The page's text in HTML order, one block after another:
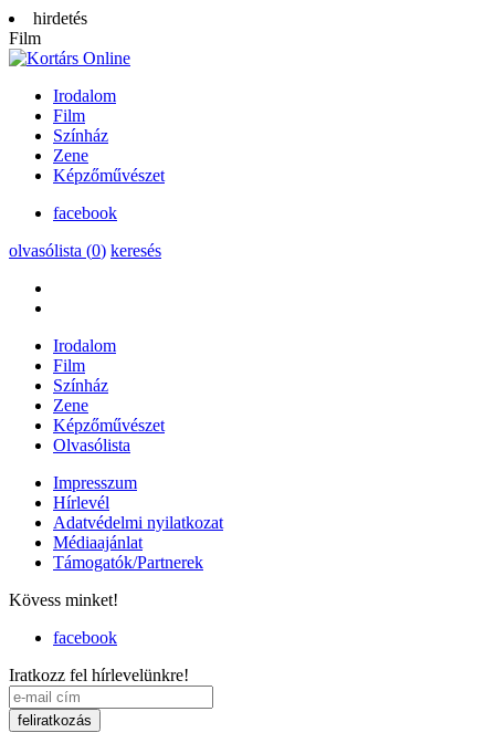
hirdetés
Film
Irodalom
Film
Színház
Zene
Képzőművészet
facebook
olvasólista (0) keresés
Irodalom
Film
Színház
Zene
Képzőművészet
Olvasólista
Impresszum
Hírlevél
Adatvédelmi nyilatkozat
Médiaajánlat
Támogatók/Partnerek
Kövess minket!
facebook
Iratkozz fel hírlevelünkre!